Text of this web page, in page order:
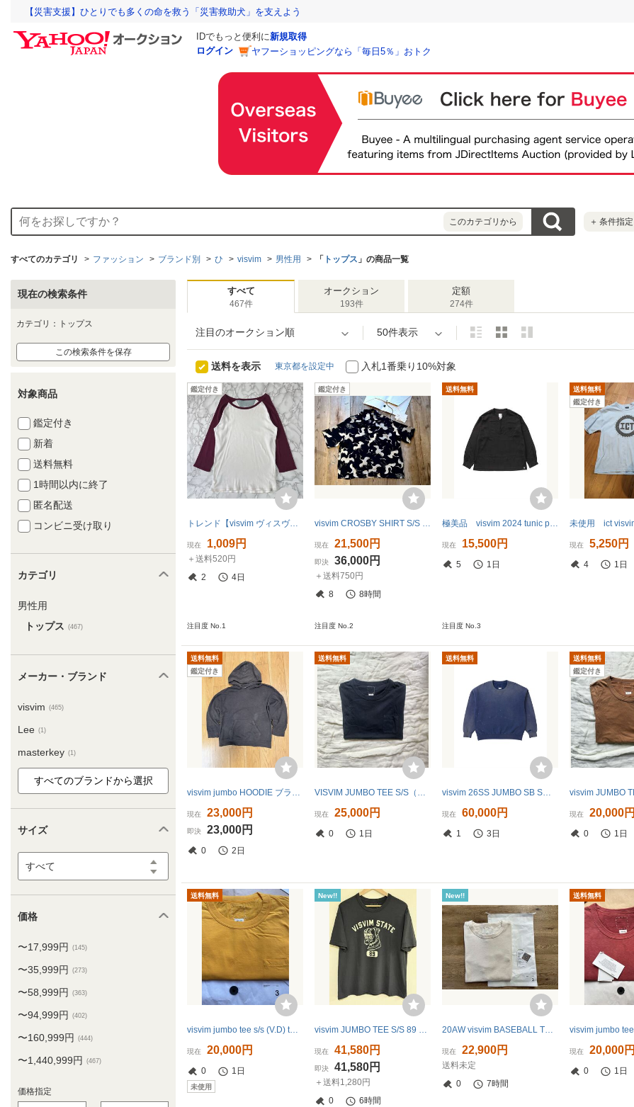
【災害支援】ひとりでも多くの命を救う「災害救助犬」を支えよう
IDでもっと便利に新規取得
ログイン
ヤフーショッピングなら「毎日5％」おトク
このカテゴリから ＋ 条件指定
すべてのカテゴリ ファッション ブランド別 ひ visvim 男性用 「 トップス 」の商品一覧
現在の検索条件
カテゴリ：トップス
この検索条件を保存
対象商品
鑑定付き
新着
送料無料
1時間以内に終了
匿名配送
コンビニ受け取り
カテゴリ
男性用
トップス (467)
メーカー・ブランド
visvim (465)
Lee (1)
masterkey (1)
サイズ
すべて
価格
〜17,999円 (145)
〜35,999円 (273)
〜58,999円 (363)
〜94,999円 (402)
〜160,999円 (444)
〜1,440,999円 (467)
価格指定
すべて
467件
オークション
193件
定額
274件
注目のオークション順 50件表示
送料を表示 東京都を設定中 入札1番乗り10%対象
鑑定付き
トレンド【visvim ヴィスヴィム【綿麻】0113205010057 9部袖 ラグラン カットソー Tシャツ
現在 1,009円
＋送料520円
2
4日
注目度 No.1
鑑定付き
visvim CROSBY SHIRT S/S HIKAKU 1 BLACK
現在 21,500円
即決 36,000円
＋送料750円
8
8時間
注目度 No.2
送料無料
極美品 visvim 2024 tunic p/o サイズ2 中村ヒロキ
現在 15,500円
5 1日
注目度 No.3
送料無料
鑑定付き
現在 5,250円
4 1日
送料無料
鑑定付き
visvim jumbo HOODIE ブラック サイズ2 フーディー
現在 23,000円
即決 23,000円
0 2日
送料無料
VISVIM JUMBO TEE S/S（N.D) 藍染 size 3 tee tシャツ ICT ビズビム
現在 25,000円
0 1日
送料無料
visvim 26SS JUMBO SB SWEAT L/S CRASH NAVY Size:3 ビズヴィム クラッシュダメージ加工スウェット ネイビー ほぼ新品
現在 60,000円
1 3日
送料無料
鑑定付き
現在 20,000円
0 1日
送料無料
visvim jumbo tee s/s (V.D) tシャツ ICT size 3 ビズビム
現在 20,000円
0 1日
未使用
New!!
visvim JUMBO TEE S/S 89 DMGD Color:BLACK Size.2
現在 41,580円
即決 41,580円
＋送料1,280円
0
6時間
New!!
20AW visvim BASEBALL TEE L/S 3 BLACK ニット
現在 22,900円
送料未定
0
7時間
送料無料
現在 20,000円
0 1日